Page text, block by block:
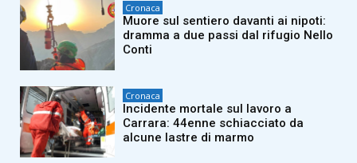
Cronaca
Muore sul sentiero davanti ai nipoti:
dramma a due passi dal rifugio Nello
Conti
Cronaca
Incidente mortale sul lavoro a
Carrara: 44enne schiacciato da
alcune lastre di marmo